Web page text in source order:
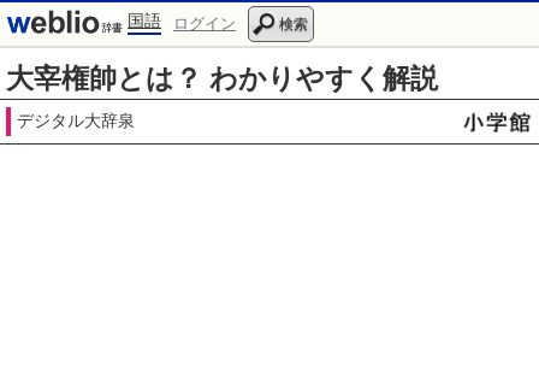
国語 ログイン 検索
大宰権帥とは？ わかりやすく解説
デジタル大辞泉